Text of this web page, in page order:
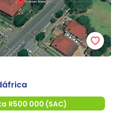
R500 000 (SAC)